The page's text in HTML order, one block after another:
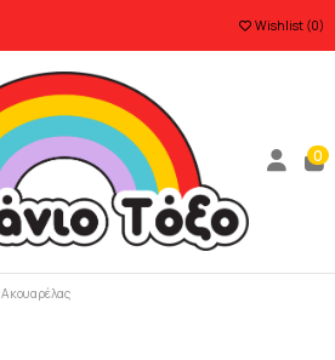
Wishlist (0)
0
Ακουαρέλας